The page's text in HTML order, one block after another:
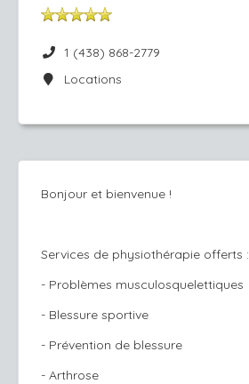
1 (438) 868-2779
Locations
Bonjour et bienvenue !
Services de physiothérapie offerts :
- Problèmes musculosquelettiques
- Blessure sportive
- Prévention de blessure
- Arthrose